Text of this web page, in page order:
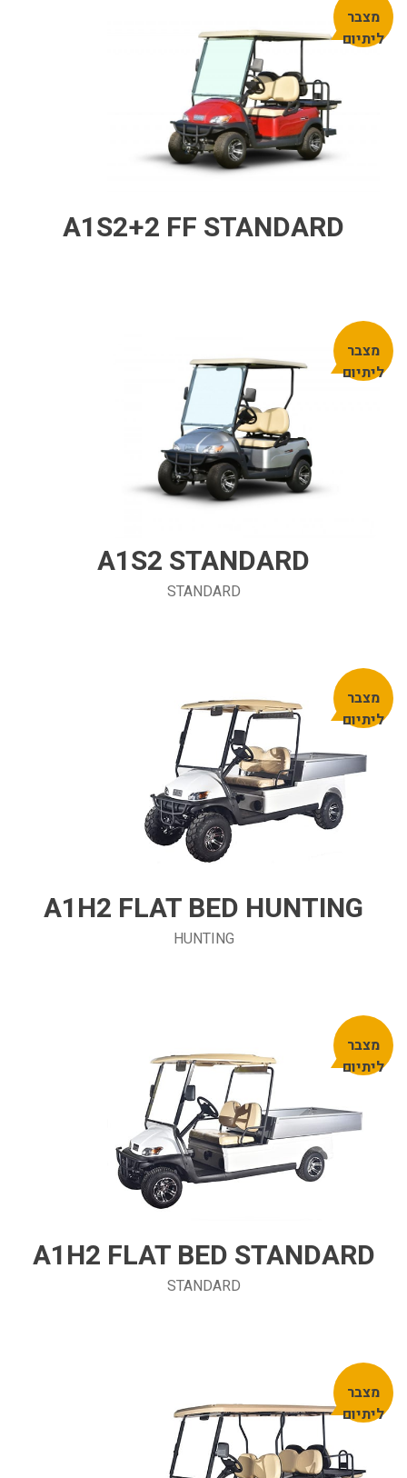
A1S2+2 FF STANDARD
מצבר
ליתיום
A1S2 STANDARD
STANDARD
מצבר
ליתיום
A1H2 FLAT BED HUNTING
HUNTING
מצבר
ליתיום
A1H2 FLAT BED STANDARD
STANDARD
מצבר
ליתיום
מצבר
ליתיום